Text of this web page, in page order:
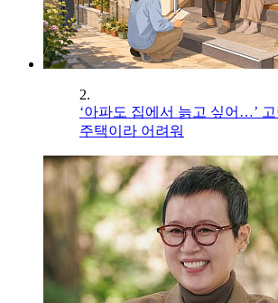
2.
‘아파도 집에서 늙고 싶어…’
주택이라 어려워